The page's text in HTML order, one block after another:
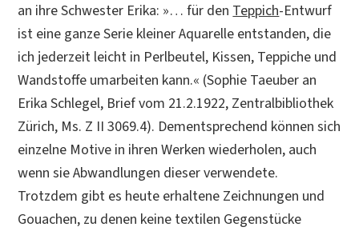
an ihre Schwester Erika: »… für denTeppich-Entwurf
ist eine ganze Serie kleiner Aquarelle entstanden, die
ich jederzeit leicht in Perlbeutel, Kissen, Teppiche und
Wandstoffe umarbeiten kann.« (Sophie Taeuber an
Erika Schlegel, Brief vom 21.2.1922, Zentralbibliothek
Zürich, Ms. Z II 3069.4). Dementsprechend können sich
einzelne Motive in ihren Werken wiederholen, auch
wenn sie Abwandlungen dieser verwendete.
Trotzdem gibt es heute erhaltene Zeichnungen und
Gouachen, zu denen keine textilen Gegenstücke